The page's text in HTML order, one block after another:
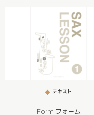
テキスト
Form フォーム